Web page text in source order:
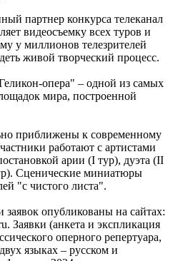
партнер конкурса телеканал
видеосъемку всех туров и
у миллионов телезрителей
живой творческий процесс.
опера" – одной из самых
мира, построенной
приближены к современному
работают с артистами
арии (I тур), дуэта (II
Сценические миниатюры
"с чистого листа".
опубликованы на сайтах:
Заявки (анкета и экспликация
оперного репертуара,
языках – русском и